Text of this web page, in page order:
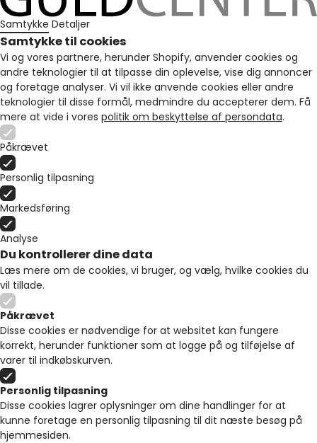
Samtykke Detaljer
Samtykke til cookies
Vi og vores partnere, herunder Shopify, anvender cookies og
andre teknologier til at tilpasse din oplevelse, vise dig annoncer
og foretage analyser. Vi vil ikke anvende cookies eller andre
teknologier til disse formål, medmindre du accepterer dem. Få
mere at vide i vores politik om beskyttelse af persondata.
Påkrævet
Personlig tilpasning
Markedsføring
Analyse
Du kontrollerer dine data
Læs mere om de cookies, vi bruger, og vælg, hvilke cookies du
vil tillade.
Påkrævet
Disse cookies er nødvendige for at websitet kan fungere
korrekt, herunder funktioner som at logge på og tilføjelse af
varer til indkøbskurven.
Personlig tilpasning
Disse cookies lagrer oplysninger om dine handlinger for at
kunne foretage en personlig tilpasning til dit næste besøg på
hjemmesiden.